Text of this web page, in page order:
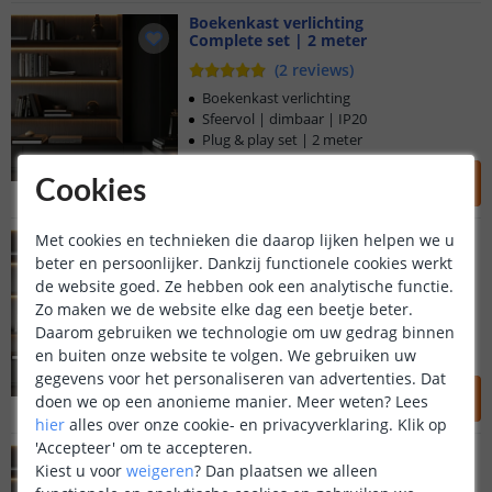
Boekenkast verlichting
Complete set | 2 meter
(2 reviews)
Boekenkast verlichting
Sfeervol | dimbaar | IP20
Plug & play set | 2 meter
Boekenkast verlichting
Complete set | 3 meter
(2 reviews)
OP VOORRAAD
44,95
Boekenkast verlichting
Sfeervol | dimbaar | IP20
Plug & play set | 3 meter
Boekenkast verlichting
Complete set | 4 meter
Cookies
Met cookies en technieken die daarop lijken helpen we u
beter en persoonlijker. Dankzij functionele cookies werkt
de website goed. Ze hebben ook een analytische functie.
Zo maken we de website elke dag een beetje beter.
Daarom gebruiken we technologie om uw gedrag binnen
en buiten onze website te volgen. We gebruiken uw
gegevens voor het personaliseren van advertenties. Dat
doen we op een anonieme manier. Meer weten? Lees
hier alles over onze cookie- en privacyverklaring. Klik op
'Accepteer' om te accepteren.
Kiest u voor weigeren? Dan plaatsen we alleen